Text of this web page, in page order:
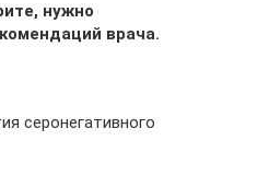
нужно
врача.
серонегативного